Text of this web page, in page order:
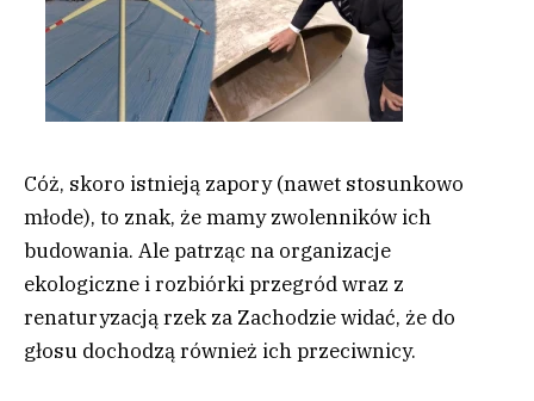
Cóż, skoro istnieją zapory (nawet stosunkowo
młode), to znak, że mamy zwolenników ich
budowania. Ale patrząc na organizacje
ekologiczne i rozbiórki przegród wraz z
renaturyzacją rzek za Zachodzie widać, że do
głosu dochodzą również ich przeciwnicy.